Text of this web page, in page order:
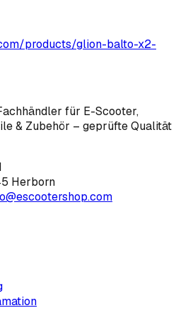
products/glion-balto-x2-
für E-Scooter,
& Zubehör – geprüfte Qualität
Herborn